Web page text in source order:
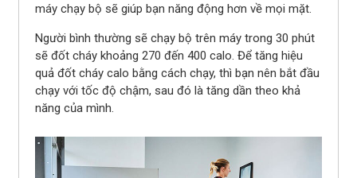
máy chạy bộ sẽ giúp bạn năng động hơn về mọi mặt.
Người bình thường sẽ chạy bộ trên máy trong 30 phút
sẽ đốt cháy khoảng 270 đến 400 calo. Để tăng hiệu
quả đốt cháy calo bằng cách chạy, thì bạn nên bắt đầu
chạy với tốc độ chậm, sau đó là tăng dần theo khả
năng của mình.